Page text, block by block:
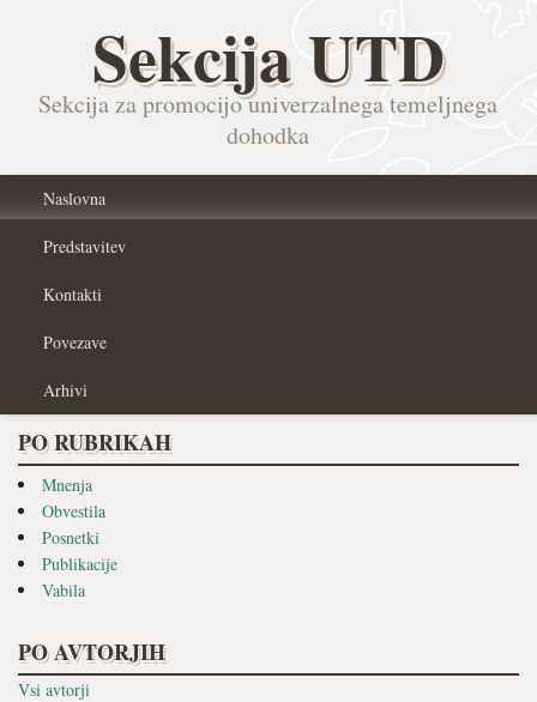
Sekcija UTD
Sekcija za promocijo univerzalnega temeljnega
dohodka
Naslovna
Predstavitev
Kontakti
Povezave
Arhivi
PO RUBRIKAH
Mnenja
Obvestila
Posnetki
Publikacije
Vabila
PO AVTORJIH
Vsi avtorji